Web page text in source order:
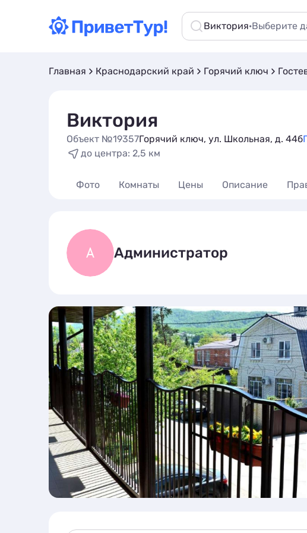
Виктория·Выберите
Главная Краснодарский край Горячий ключ
Виктория
Объект №19357Горячий ключ, ул. Школьная, д. 44б
до центра: 2,5 км
Фото Комнаты Цены Описание
А Администратор